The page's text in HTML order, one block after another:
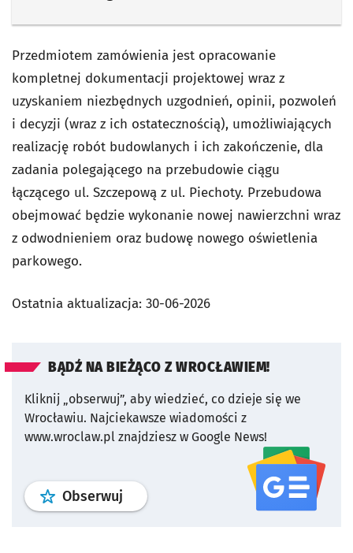
Przedmiotem zamówienia jest opracowanie
kompletnej dokumentacji projektowej wraz z
uzyskaniem niezbędnych uzgodnień, opinii, pozwoleń
i decyzji (wraz z ich ostatecznością), umożliwiających
realizację robót budowlanych i ich zakończenie, dla
zadania polegającego na przebudowie ciągu
łączącego ul. Szczepową z ul. Piechoty. Przebudowa
obejmować będzie wykonanie nowej nawierzchni wraz
z odwodnieniem oraz budowę nowego oświetlenia
parkowego.
Ostatnia aktualizacja: 30-06-2026
BĄDŹ NA BIEŻĄCO Z WROCŁAWIEM!
Kliknij „obserwuj”, aby wiedzieć, co dzieje się we
Wrocławiu. Najciekawsze wiadomości z
www.wroclaw.pl znajdziesz w Google News!
Obserwuj profil serwisu